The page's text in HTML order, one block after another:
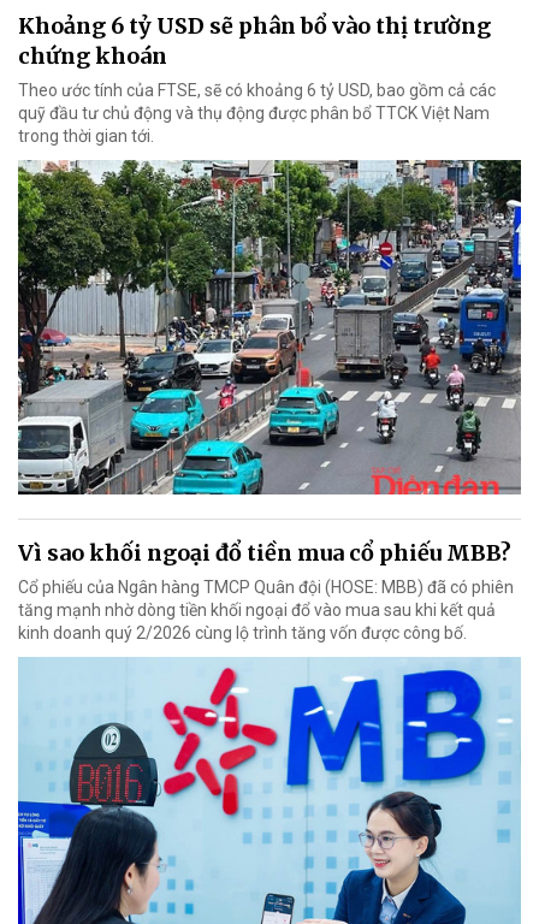
Khoảng 6 tỷ USD sẽ phân bổ vào thị trường
chứng khoán
Theo ước tính của FTSE, sẽ có khoảng 6 tỷ USD, bao gồm cả các
quỹ đầu tư chủ động và thụ động được phân bổ TTCK Việt Nam
trong thời gian tới.
Vì sao khối ngoại đổ tiền mua cổ phiếu MBB?
Cổ phiếu của Ngân hàng TMCP Quân đội (HOSE: MBB) đã có phiên
tăng mạnh nhờ dòng tiền khối ngoại đổ vào mua sau khi kết quả
kinh doanh quý 2/2026 cùng lộ trình tăng vốn được công bố.